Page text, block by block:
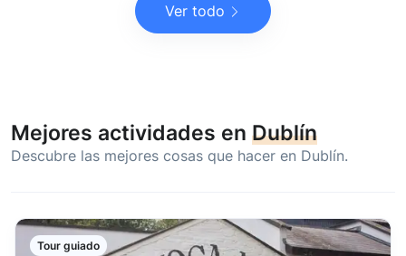
Ver todo
Mejores actividades en Dublín
Descubre las mejores cosas que hacer en Dublín.
Tour guiado